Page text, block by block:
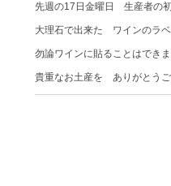
先週の17日金曜日 生産者の
大理石で出来た ワインのラ
勿論ワインに貼ることはで
貴重なお土産を ありがとう